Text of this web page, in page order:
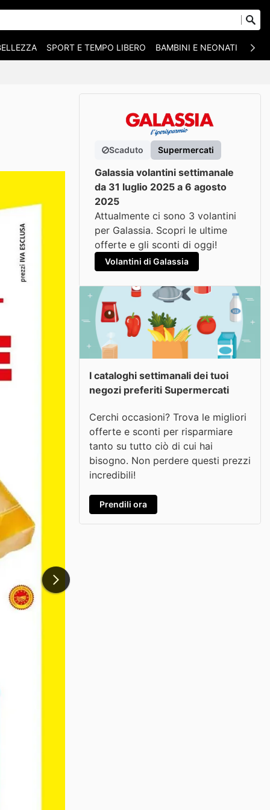
SPORT E TEMPO LIBERO BAMBINI E NEONATI
Scaduto Supermercati
Galassia volantini settimanale
da 31 luglio 2025 a 6 agosto
2025
Attualmente ci sono 3 volantini
per Galassia. Scopri le ultime
offerte e gli sconti di oggi!
Volantini di Galassia
I cataloghi settimanali dei tuoi
negozi preferiti Supermercati
Cerchi occasioni? Trova le migliori
offerte e sconti per risparmiare
tanto su tutto ciò di cui hai
bisogno. Non perdere questi prezzi
incredibili!
Prendili ora